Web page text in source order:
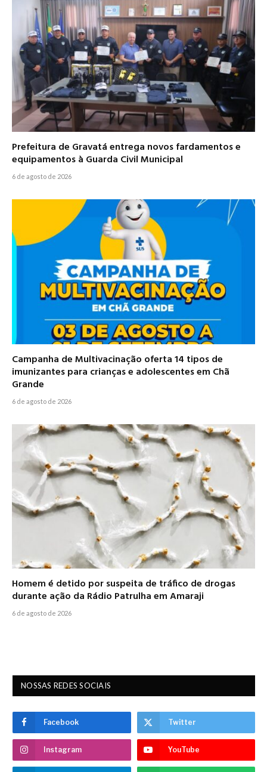
Prefeitura de Gravatá entrega novos fardamentos e
equipamentos à Guarda Civil Municipal
6 de agosto de 2026
Campanha de Multivacinação oferta 14 tipos de
imunizantes para crianças e adolescentes em Chã
Grande
6 de agosto de 2026
Homem é detido por suspeita de tráfico de drogas
durante ação da Rádio Patrulha em Amaraji
6 de agosto de 2026
NOSSAS REDES SOCIAIS
Facebook Twitter
Instagram YouTube